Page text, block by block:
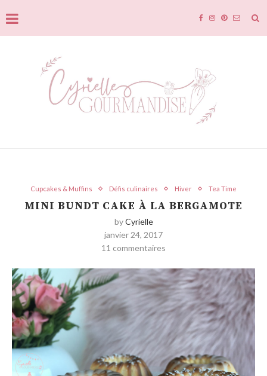
Cupcakes & Muffins Défis culinaires Hiver Tea Time
MINI BUNDT CAKE À LA BERGAMOTE
byCyrielle
janvier 24, 2017
11 commentaires